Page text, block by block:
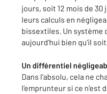
jours, soit 12 mois de
leurs calculs en
bissextiles. Un système
aujourd’hui bien qu’il
Un différentiel
Dans l’absolu, cela ne
l’emprunteur si ce n’est